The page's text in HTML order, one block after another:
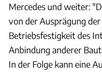
Mercedes und weiter:
von der Ausprägung
Betriebsfestigkeit des
Anbindung anderer
In der Folge kann eine